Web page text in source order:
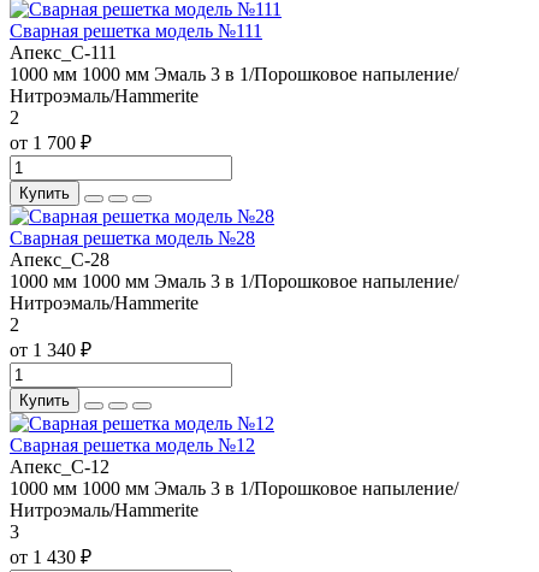
Сварная решетка модель №111
Апекс_С-111
1000 мм 1000 мм Эмаль 3 в 1/Порошковое напыление/
Нитроэмаль/Hammerite
2
от 1 700 ₽
Купить
Сварная решетка модель №28
Апекс_С-28
1000 мм 1000 мм Эмаль 3 в 1/Порошковое напыление/
Нитроэмаль/Hammerite
2
от 1 340 ₽
Купить
Сварная решетка модель №12
Апекс_С-12
1000 мм 1000 мм Эмаль 3 в 1/Порошковое напыление/
Нитроэмаль/Hammerite
3
от 1 430 ₽